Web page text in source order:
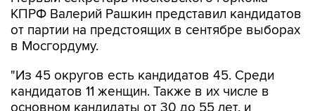
КПРФ Валерий Рашкин представил кандидатов
от партии на предстоящих в сентябре выборах
в Мосгордуму.
"Из 45 округов есть кандидатов 45. Среди
кандидатов 11 женщин. Также в их числе в